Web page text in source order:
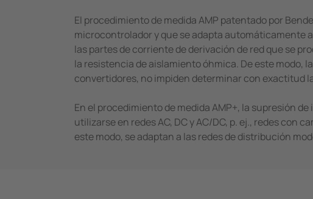
El procedimiento de medida AMP patentado por
microcontrolador y que se adapta automáticamente
las partes de corriente de derivación de red que se
la resistencia de aislamiento óhmica. De este modo,
convertidores, no impiden determinar con exactitud
En el procedimiento de medida AMP+, la supresión
utilizarse en redes AC, DC y AC/DC, p. ej., redes
este modo, se adaptan a las redes de distribución